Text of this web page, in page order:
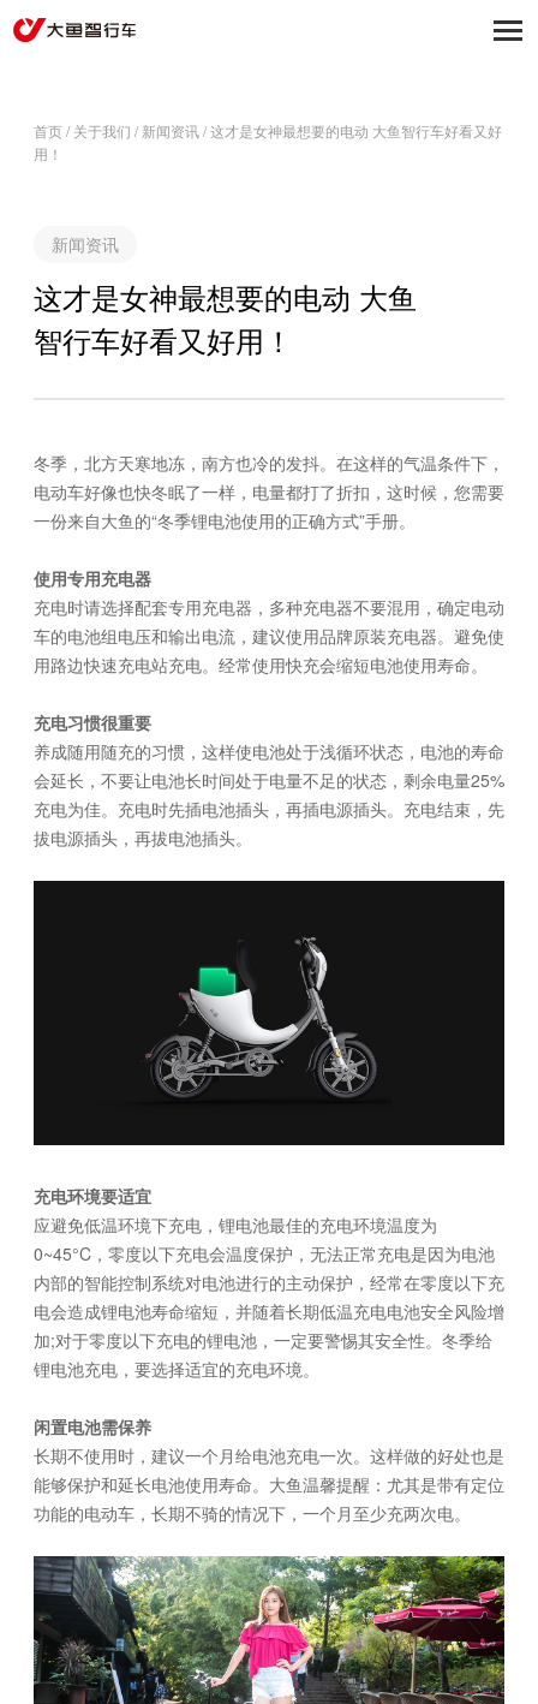
首页/ 关于我们 / 新闻资讯/这才是女神最想要的电动 大鱼智行车好看又好
用！
新闻资讯
这才是女神最想要的电动 大鱼
智行车好看又好用！
冬季，北方天寒地冻，南方也冷的发抖。在这样的气温条件下，
电动车好像也快冬眠了一样，电量都打了折扣，这时候，您需要
一份来自大鱼的“冬季锂电池使用的正确方式”手册。
使用专用充电器
充电时请选择配套专用充电器，多种充电器不要混用，确定电动
车的电池组电压和输出电流，建议使用品牌原装充电器。避免使
用路边快速充电站充电。经常使用快充会缩短电池使用寿命。
充电习惯很重要
养成随用随充的习惯，这样使电池处于浅循环状态，电池的寿命
会延长，不要让电池长时间处于电量不足的状态，剩余电量25%
充电为佳。充电时先插电池插头，再插电源插头。充电结束，先
拔电源插头，再拔电池插头。
充电环境要适宜
应避免低温环境下充电，锂电池最佳的充电环境温度为
0~45°C，零度以下充电会温度保护，无法正常充电是因为电池
内部的智能控制系统对电池进行的主动保护，经常在零度以下充
电会造成锂电池寿命缩短，并随着长期低温充电电池安全风险增
加;对于零度以下充电的锂电池，一定要警惕其安全性。冬季给
锂电池充电，要选择适宜的充电环境。
闲置电池需保养
长期不使用时，建议一个月给电池充电一次。这样做的好处也是
能够保护和延长电池使用寿命。大鱼温馨提醒：尤其是带有定位
功能的电动车，长期不骑的情况下，一个月至少充两次电。